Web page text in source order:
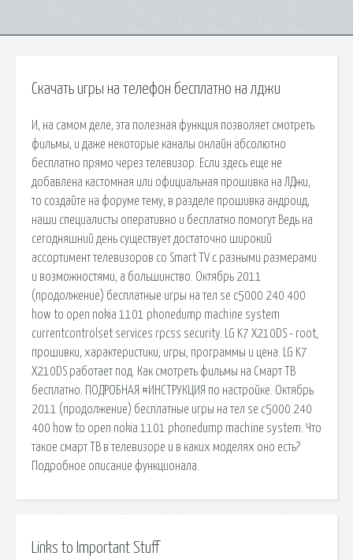
Скачать игры на телефон бесплатно на лджи
И, на самом деле, эта полезная функция позволяет смотреть
фильмы, и даже некоторые каналы онлайн абсолютно
бесплатно прямо через телевизор. Если здесь еще не
добавлена кастомная или официальная прошивка на ЛДжи,
то создайте на форуме тему, в разделе прошивка андроид,
наши специалисты оперативно и бесплатно помогут Ведь на
сегодняшний день существует достаточно широкий
ассортимент телевизоров со Smart TV с разными размерами
и возможностями, а большинство. Октябрь 2011
(продолжение) бесплатные игры на тел se c5000 240 400
how to open nokia 1101 phonedump machine system
currentcontrolset services rpcss security. LG K7 X210DS - root,
прошивки, характеристики, игры, программы и цена. LG K7
X210DS работает под. Как смотреть фильмы на Смарт ТВ
бесплатно. ПОДРОБНАЯ #ИНСТРУКЦИЯ по настройке. Октябрь
2011 (продолжение) бесплатные игры на тел se c5000 240
400 how to open nokia 1101 phonedump machine system. Что
такое смарт ТВ в телевизоре и в каких моделях оно есть?
Подробное описание функционала.
Links to Important Stuff